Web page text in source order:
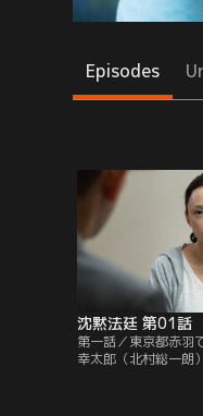
Episodes
沈黙法廷 第01話
第一話／東京都赤羽
幸太郎（北村総一朗